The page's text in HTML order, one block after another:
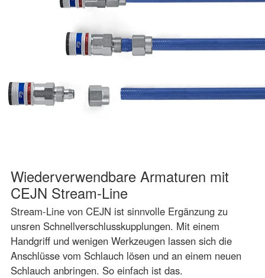
Wiederverwendbare Armaturen mit
CEJN Stream-Line
Stream-Line von CEJN ist sinnvolle Ergänzung zu
unsren Schnellverschlusskupplungen. Mit einem
Handgriff und wenigen Werkzeugen lassen sich die
Anschlüsse vom Schlauch lösen und an einem neuen
Schlauch anbringen. So einfach ist das.